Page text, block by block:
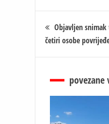
Кретање
чланка
Objavljen snimak
četiri osobe
povezane